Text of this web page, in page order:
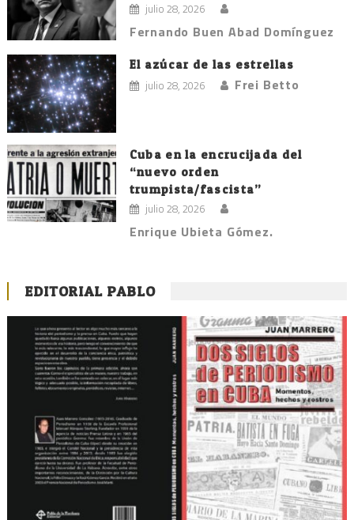
julio 28, 2026
Fernando Buen Abad Domínguez
El azúcar de las estrellas
julio 28, 2026 Frei Betto
Cuba en la encrucijada del
“nuevo orden
trumpista/fascista”
julio 28, 2026
Enrique Ubieta Gómez.
EDITORIAL PABLO